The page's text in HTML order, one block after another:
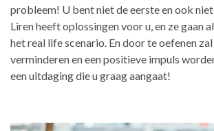
probleem! U bent niet de eerste en ook
Liren heeft oplossingen voor u, en ze gaan
het real life scenario. En door te oefenen
verminderen en een positieve impuls
een uitdaging die u graag aangaat!